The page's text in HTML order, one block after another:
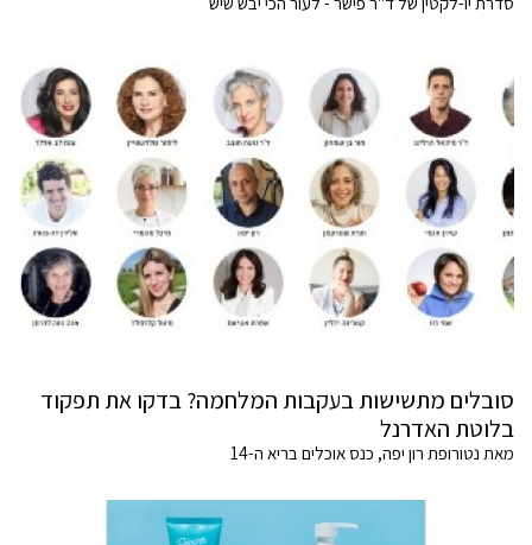
סובלים מתשישות בעקבות המלחמה? בדקו את תפקוד
בלוטת האדרנל
מאת נטורופת רון יפה, כנס אוכלים בריא ה-14